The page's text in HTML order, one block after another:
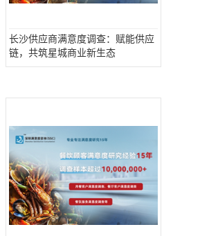
长沙供应商满意度调查：赋能供应
链，共筑星城商业新生态